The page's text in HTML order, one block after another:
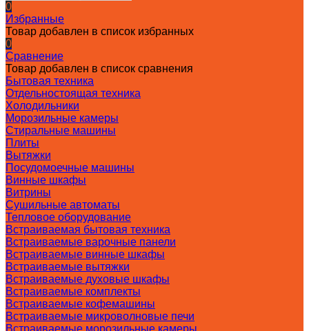
0
Избранные
Товар добавлен в список избранных
0
Сравнение
Товар добавлен в список сравнения
Бытовая техника
Отдельностоящая техника
Холодильники
Морозильные камеры
Стиральные машины
Плиты
Вытяжки
Посудомоечные машины
Винные шкафы
Витрины
Сушильные автоматы
Тепловое оборудование
Встраиваемая бытовая техника
Встраиваемые варочные панели
Встраиваемые винные шкафы
Встраиваемые вытяжки
Встраиваемые духовые шкафы
Встраиваемые комплекты
Встраиваемые кофемашины
Встраиваемые микроволновые печи
Встраиваемые морозильные камеры